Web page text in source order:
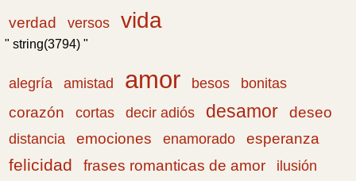
verdad
versos vida
" string(3794) "
alegría amistad amor besos
bonitas
corazón
cortas decir adiós desamor deseo
distancia emociones enamorado esperanza
felicidad frases romanticas de amor
ilusión